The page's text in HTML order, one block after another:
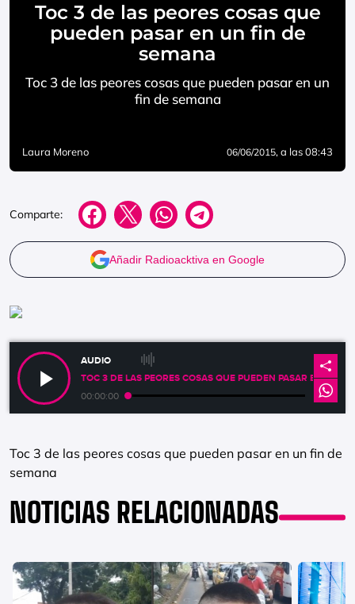
Toc 3 de las peores cosas que
pueden pasar en un fin de
semana
Toc 3 de las peores cosas que pueden pasar en un
fin de semana
Laura Moreno 06/06/2015, a las 08:43
Comparte:
Añadir Radioacktiva en Google
AUDIO
TOC 3 DE LAS PEORES COSAS QUE PUEDEN PASAR EN UN
00:00:00
Toc 3 de las peores cosas que pueden pasar en un fin de
semana
NOTICIAS RELACIONADAS